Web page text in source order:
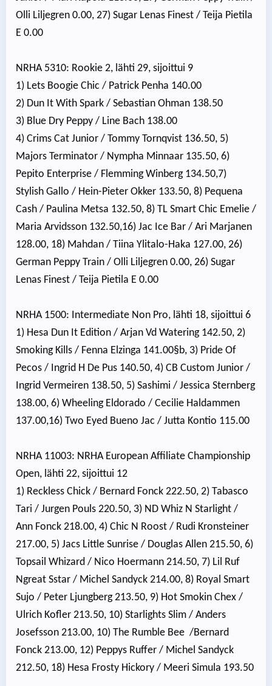
Olli Liljegren 0.00, 27) Sugar Lenas Finest / Teija Pietila
E 0.00
NRHA 5310: Rookie 2, lähti 29, sijoittui 9
1) Lets Boogie Chic / Patrick Penha 140.00
2) Dun It With Spark / Sebastian Ohman 138.50
3) Blue Dry Peppy / Line Bach 138.00
4) Crims Cat Junior / Tommy Tornqvist 136.50, 5)
Majors Terminator / Nympha Minnaar 135.50, 6)
Pepito Enterprise / Flemming Winberg 134.50,7)
Stylish Gallo / Hein-Pieter Okker 133.50, 8) Pequena
Cash / Paulina Metsa 132.50, 8) TL Smart Chic Emelie /
Maria Arvidsson 132.50,16) Jac Ice Bar / Ari Marjanen
128.00, 18) Mahdan / Tiina Ylitalo-Haka 127.00, 26)
German Peppy Train / Olli Liljegren 0.00, 26) Sugar
Lenas Finest / Teija Pietila E 0.00
NRHA 1500: Intermediate Non Pro, lähti 18, sijoittui 6
1) Hesa Dun It Edition / Arjan Vd Watering 142.50, 2)
Smoking Kills / Fenna Elzinga 141.00§b, 3) Pride Of
Pecos / Ingrid H De Pus 140.50, 4) CB Custom Junior /
Ingrid Vermeiren 138.50, 5) Sashimi / Jessica Sternberg
138.00, 6) Wheeling Eldorado / Cecilie Haldammen
137.00,16) Two Eyed Bueno Jac / Jutta Kontio 115.00
NRHA 11003: NRHA European Affiliate Championship
Open, lähti 22, sijoittui 12
1) Reckless Chick / Bernard Fonck 222.50, 2) Tabasco
Tari / Jurgen Pouls 220.50, 3) ND Whiz N Starlight /
Ann Fonck 218.00, 4) Chic N Roost / Rudi Kronsteiner
217.00, 5) Jacs Little Sunrise / Douglas Allen 215.50, 6)
Topsail Whizard / Nico Hoermann 214.50, 7) Lil Ruf
Ngreat Sstar / Michel Sandyck 214.00, 8) Royal Smart
Sujo / Peter Ljungberg 213.50, 9) Hot Smokin Chex /
Ulrich Kofler 213.50, 10) Starlights Slim / Anders
Josefsson 213.00, 10) The Rumble Bee /Bernard
Fonck 213.00, 12) Peppys Ruffer / Michel Sandyck
212.50, 18) Hesa Frosty Hickory / Meeri Simula 193.50